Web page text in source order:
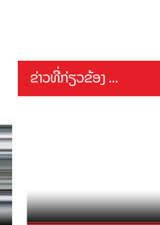
ຂ່າວທີ່ກ່ຽວຂ້ອງ ...